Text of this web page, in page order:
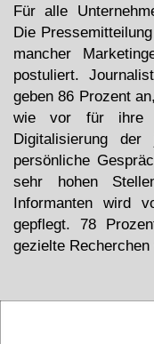
Für alle
Die
mancher
postuliert.
geben 86 Prozent
wie vor für ihre
Digitalisierung der
persönliche
sehr hohen
Informanten wird
gepflegt. 78
gezielte